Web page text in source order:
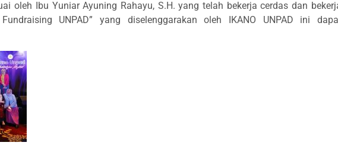
oleh Ibu Yuniar Ayuning Rahayu, S.H. yang telah bekerja cerdas dan
UNPAD” yang diselenggarakan oleh IKANO UNPAD ini